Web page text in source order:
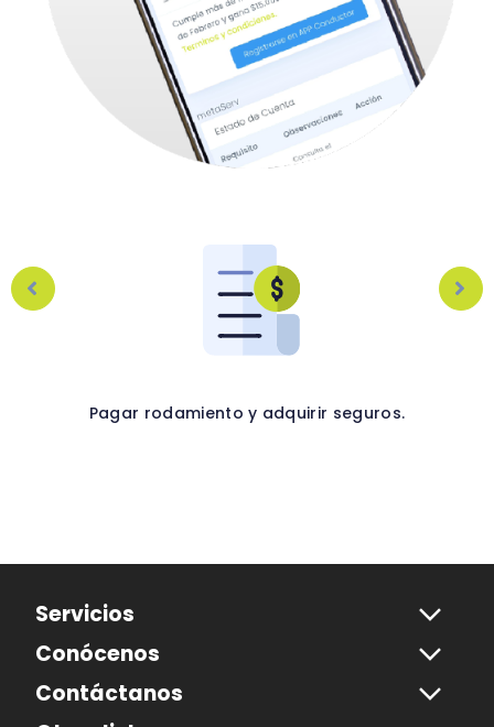
Pagar rodamiento y adquirir seguros.
Servicios
Viajeros
Conductores
Propietarios
Conócenos
Quiénes somos
Contáctanos